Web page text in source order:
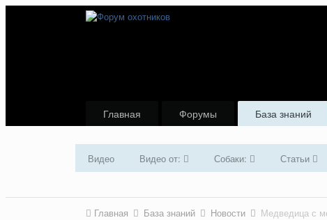
Главная Форумы База знаний
Видео Видео от: Собаки: Статьи
Главная База знаний Новости